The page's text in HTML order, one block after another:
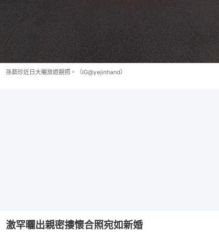
孫藝珍近日大曬旅遊靚照。（IG@yejinhand）
激罕曬出親密摟懷合照宛如新婚